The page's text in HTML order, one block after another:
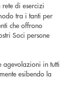
di esercizi
tra i tanti per
che offrono
Soci persone
agevolazioni in tutti
esibendo la